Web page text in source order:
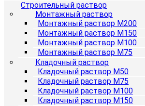
Строительный раствор
Монтажный раствор
Монтажный раствор М200
Монтажный раствор М150
Монтажный раствор М100
Монтажный раствор М75
Кладочный раствор
Кладочный раствор М50
Кладочный раствор М75
Кладочный раствор М100
Кладочный раствор М150